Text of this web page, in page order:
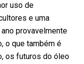
uso de
e uma
provavelmente
o que também é
os futuros do óleo